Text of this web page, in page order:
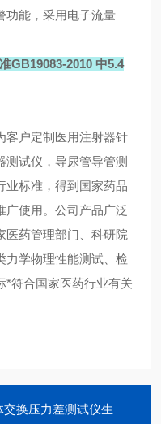
功能，采用电子流量
GB19083-2010 中5.4
客户定制医用注射器针
测试仪，导尿管导管测
业标准，得到国家药品
广使用。公司产品广泛
医药管理部门、科研院
力学物理性能测试、检
*符合国家医药行业有关
压力差测试仪生产厂家